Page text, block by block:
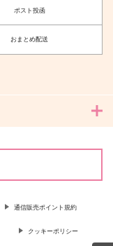
ポスト投函
おまとめ配送
通信販売ポイント規約
クッキーポリシー